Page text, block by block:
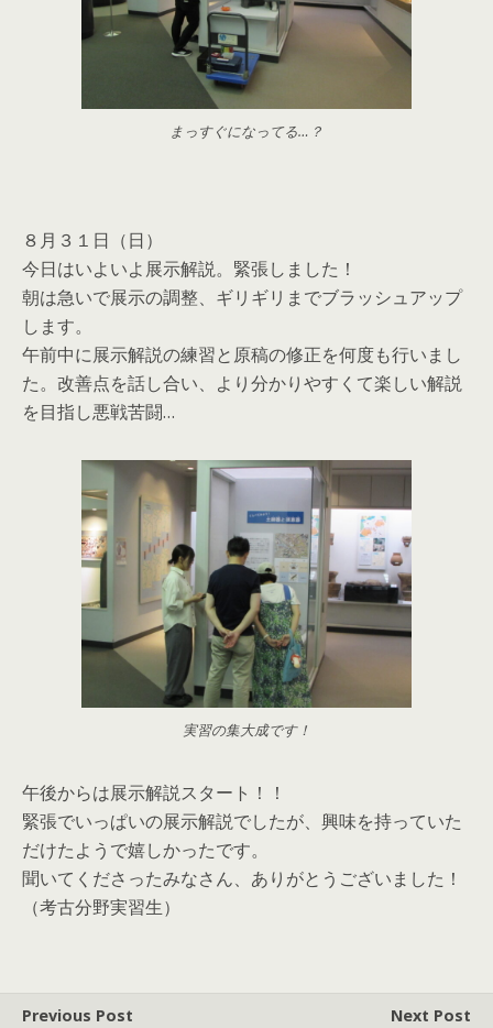
まっすぐになってる…？
８月３１日（日）
今日はいよいよ展示解説。緊張しました！
朝は急いで展示の調整、ギリギリまでブラッシュアップ
します。
午前中に展示解説の練習と原稿の修正を何度も行いまし
た。改善点を話し合い、より分かりやすくて楽しい解説
を目指し悪戦苦闘…
実習の集大成です！
午後からは展示解説スタート！！
緊張でいっぱいの展示解説でしたが、興味を持っていた
だけたようで嬉しかったです。
聞いてくださったみなさん、ありがとうございました！
（考古分野実習生）
Previous Post Next Post